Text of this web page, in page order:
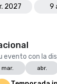
2027
9
evento con la
mar. abr.